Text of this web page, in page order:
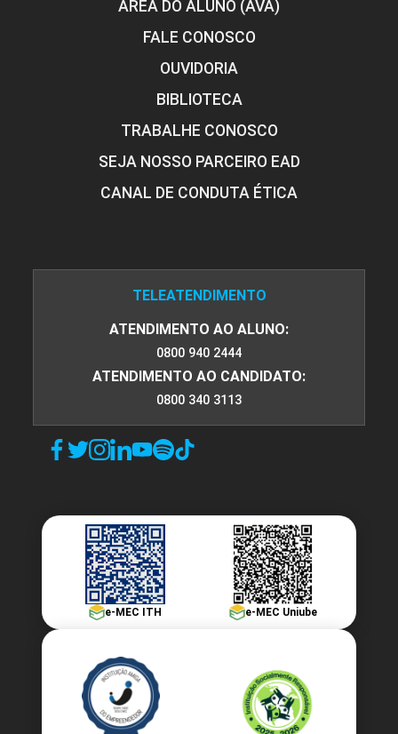
ÁREA DO ALUNO (AVA)
FALE CONOSCO
OUVIDORIA
BIBLIOTECA
TRABALHE CONOSCO
SEJA NOSSO PARCEIRO EAD
CANAL DE CONDUTA ÉTICA
TELEATENDIMENTO
ATENDIMENTO AO ALUNO:
0800 940 2444
ATENDIMENTO AO CANDIDATO:
0800 340 3113
e-MEC ITH e-MEC Uniube